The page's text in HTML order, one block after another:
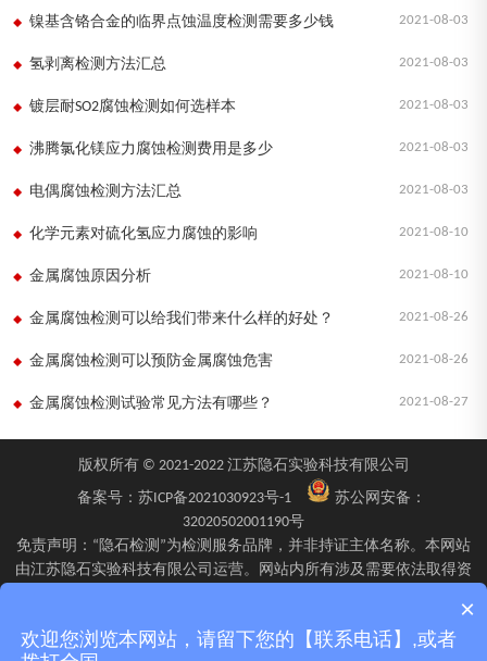
2021-08-03
镍基含铬合金的临界点蚀温度检测需要多少钱
2021-08-03
氢剥离检测方法汇总
2021-08-03
镀层耐SO2腐蚀检测如何选样本
2021-08-03
沸腾氯化镁应力腐蚀检测费用是多少
2021-08-03
电偶腐蚀检测方法汇总
2021-08-10
化学元素对硫化氢应力腐蚀的影响
2021-08-10
金属腐蚀原因分析
2021-08-26
金属腐蚀检测可以给我们带来什么样的好处？
2021-08-26
金属腐蚀检测可以预防金属腐蚀危害
2021-08-27
金属腐蚀检测试验常见方法有哪些？
版权所有 © 2021-2022 江苏隐石实验科技有限公司
备案号： 苏ICP备2021030923号-1
苏公网安备：
32020502001190号
免责声明：“隐石检测”为检测服务品牌，并非持证主体名称。本网站
由江苏隐石实验科技有限公司运营。网站内所有涉及需要依法取得资
石检验检测有限公司、四川隐石检验检测有限公司、南京隐石安全阀
校验有限公司在资质认定能力范围内具体实施并出具报告。不同检测
×
欢迎您浏览本网站，请留下您的【联系电话】,或者